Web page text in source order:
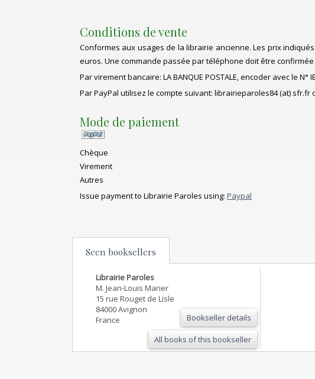
Conditions de vente
Conformes aux usages de la librairie ancienne. Les prix
euros. Une commande passée par téléphone doit être
Par virement bancaire: LA BANQUE POSTALE, encoder avec le N°
Par PayPal utilisez le compte suivant: librairieparoles84 (at)
Mode de paiement
Chèque
Virement
Autres
Issue payment to Librairie Paroles using: Paypal
Seen booksellers
Librairie Paroles
M. Jean-Louis Marier
15 rue Rouget de Lisle
84000 Avignon
France
Bookseller details
All books of this bookseller